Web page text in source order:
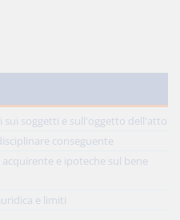
sui soggetti e sull'oggetto dell'atto
conseguente
e ipoteche sul bene
e limiti